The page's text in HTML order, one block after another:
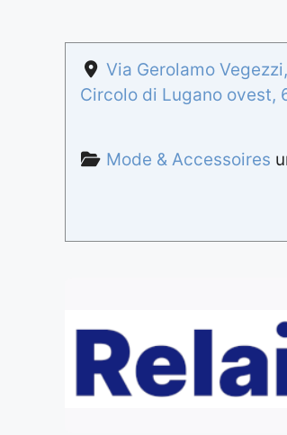
Via Gerolamo
Circolo di Lugano ovest,
Mode & Accessoires